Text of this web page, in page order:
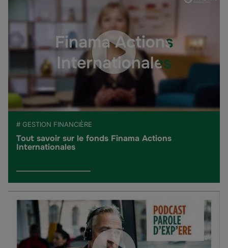
# GESTION FINANCIÈRE
Tout savoir sur le fonds Finama Actions
Internationales